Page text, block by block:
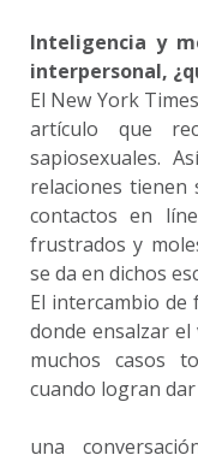
Inteligencia y
interpersonal,
El New York
artículo que
sapiosexuales.
relaciones tienen
contactos en
frustrados y
se da en dichos
El intercambio de
donde ensalzar
muchos casos
cuando logran
una